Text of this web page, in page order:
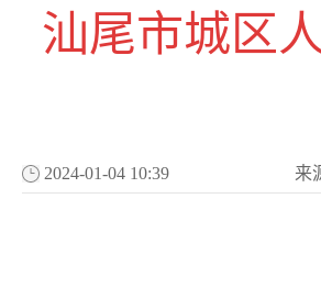
汕尾市城区
2024-01-04 10:39 来